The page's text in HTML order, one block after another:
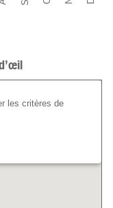
les critères de